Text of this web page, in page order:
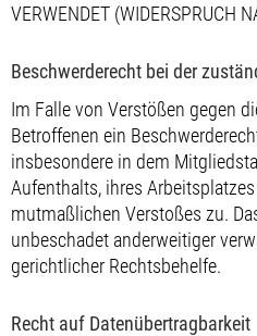
VERWENDET (WIDERSPRUCH
Beschwerde­recht bei der
Im Falle von Verstößen gegen
Betroffenen ein
insbesondere in dem
Aufenthalts, ihres
mutmaßlichen Verstoßes zu.
unbeschadet anderweitiger
gerichtlicher Rechtsbehelfe.
Recht auf Daten­übertrag­barkeit